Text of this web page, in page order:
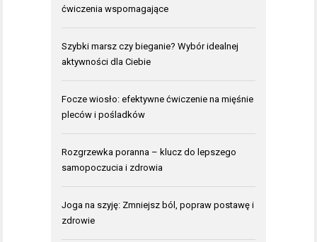
ćwiczenia wspomagające
Szybki marsz czy bieganie? Wybór idealnej
aktywności dla Ciebie
Focze wiosło: efektywne ćwiczenie na mięśnie
pleców i pośladków
Rozgrzewka poranna – klucz do lepszego
samopoczucia i zdrowia
Joga na szyję: Zmniejsz ból, popraw postawę i
zdrowie